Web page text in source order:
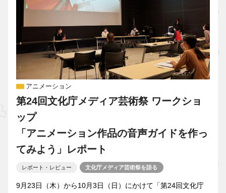
アニメーション
第24回文化庁メディア芸術祭 ワークショ
ップ
「アニメーション作品の音声ガイドを作っ
てみよう」レポート
レポート・レビュー 文化庁メディア芸術祭を語る
9月23日（木）から10月3日（日）にかけて「第24回文化庁